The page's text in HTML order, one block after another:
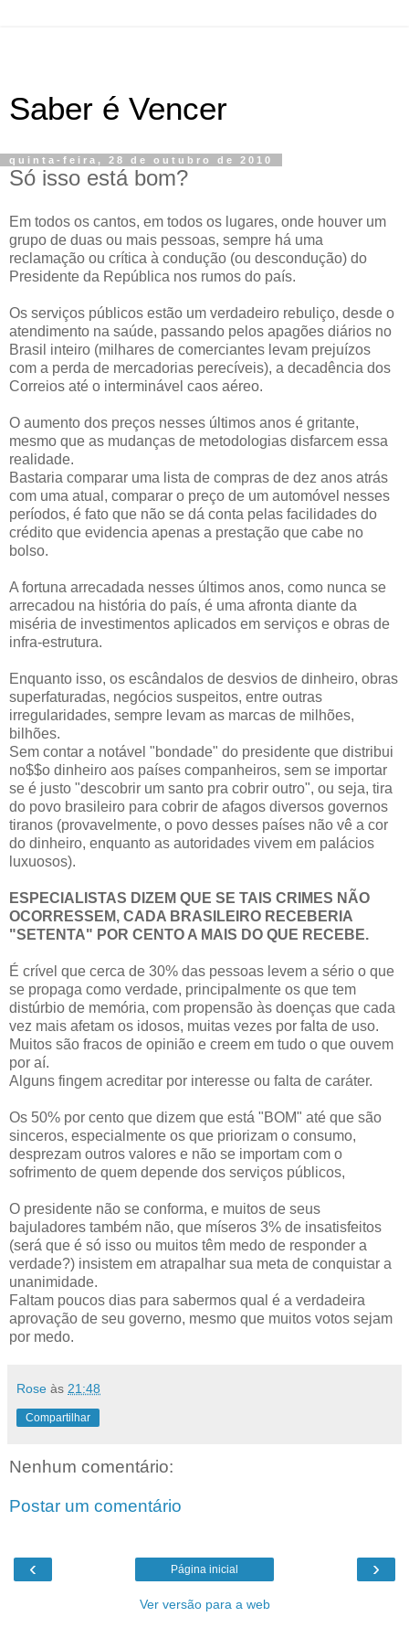
Saber é Vencer
quinta-feira, 28 de outubro de 2010
Só isso está bom?
Em todos os cantos, em todos os lugares, onde houver um
grupo de duas ou mais pessoas, sempre há uma
reclamação ou crítica à condução (ou descondução) do
Presidente da República nos rumos do país.
Os serviços públicos estão um verdadeiro rebuliço, desde o
atendimento na saúde, passando pelos apagões diários no
Brasil inteiro (milhares de comerciantes levam prejuízos
com a perda de mercadorias perecíveis), a decadência dos
Correios até o interminável caos aéreo.
O aumento dos preços nesses últimos anos é gritante,
mesmo que as mudanças de metodologias disfarcem essa
realidade.
Bastaria comparar uma lista de compras de dez anos atrás
com uma atual, comparar o preço de um automóvel nesses
períodos, é fato que não se dá conta pelas facilidades do
crédito que evidencia apenas a prestação que cabe no
bolso.
A fortuna arrecadada nesses últimos anos, como nunca se
arrecadou na história do país, é uma afronta diante da
miséria de investimentos aplicados em serviços e obras de
infra-estrutura.
Enquanto isso, os escândalos de desvios de dinheiro, obras
superfaturadas, negócios suspeitos, entre outras
irregularidades, sempre levam as marcas de milhões,
bilhões.
Sem contar a notável "bondade" do presidente que distribui
no$$o dinheiro aos países companheiros, sem se importar
se é justo "descobrir um santo pra cobrir outro", ou seja, tira
do povo brasileiro para cobrir de afagos diversos governos
tiranos (provavelmente, o povo desses países não vê a cor
do dinheiro, enquanto as autoridades vivem em palácios
luxuosos).
ESPECIALISTAS DIZEM QUE SE TAIS CRIMES NÃO
OCORRESSEM, CADA BRASILEIRO RECEBERIA
"SETENTA" POR CENTO A MAIS DO QUE RECEBE.
É crível que cerca de 30% das pessoas levem a sério o que
se propaga como verdade, principalmente os que tem
distúrbio de memória, com propensão às doenças que cada
vez mais afetam os idosos, muitas vezes por falta de uso.
Muitos são fracos de opinião e creem em tudo o que ouvem
por aí.
Alguns fingem acreditar por interesse ou falta de caráter.
Os 50% por cento que dizem que está "BOM" até que são
sinceros, especialmente os que priorizam o consumo,
desprezam outros valores e não se importam com o
sofrimento de quem depende dos serviços públicos,
O presidente não se conforma, e muitos de seus
bajuladores também não, que míseros 3% de insatisfeitos
(será que é só isso ou muitos têm medo de responder a
verdade?) insistem em atrapalhar sua meta de conquistar a
unanimidade.
Faltam poucos dias para sabermos qual é a verdadeira
aprovação de seu governo, mesmo que muitos votos sejam
por medo.
Rose às 21:48
Compartilhar
Nenhum comentário:
Postar um comentário
‹ ›
Página inicial
Ver versão para a web